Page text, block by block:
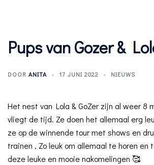
Pups van Gozer &
DOOR ANITA 17 JUNI 2022 NIEUWS
Het nest van Lola & GoZer zijn al weer 8
vliegt de tijd. Ze doen het allemaal erg
ze op de winnende tour met shows en
trainen , Zo leuk om allemaal te horen en
deze leuke en mooie nakomelingen 🥰